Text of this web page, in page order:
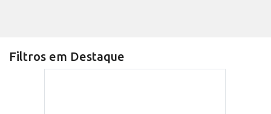
Filtros em Destaque